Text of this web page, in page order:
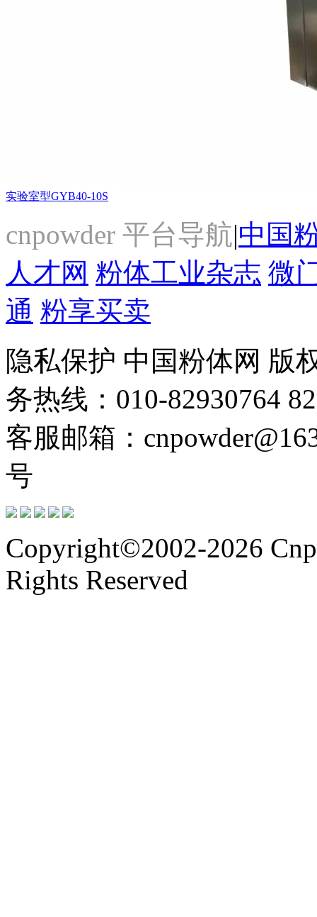
实验室型GYB40-10S
cnpowder 平台导航|中国
人才网 粉体工业杂志 微
通 粉享买卖
隐私保护 中国粉体网 版
务热线：010-82930764
客服邮箱：
号
Copyright©2002-2026
Rights Reserved